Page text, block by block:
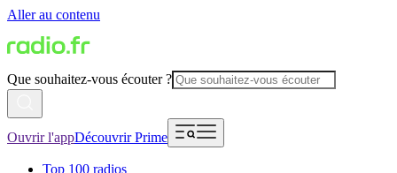
Aller au contenu
Que souhaitez-vous écouter ?
Ouvrir l'appDécouvrir Prime
Top 100 radios